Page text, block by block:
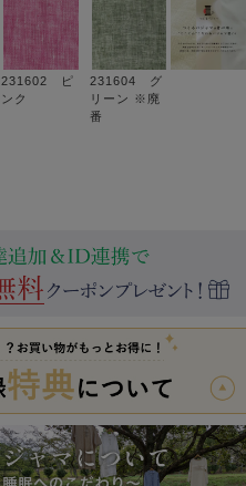
231602 ピ
ンク
231604 グ
リーン ※廃
番